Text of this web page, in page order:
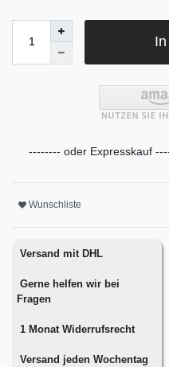
-------- oder Expresskauf
Wunschliste
Versand mit DHL
Gerne helfen wir bei
Fragen
1 Monat Widerrufsrecht
Versand jeden Wochentag